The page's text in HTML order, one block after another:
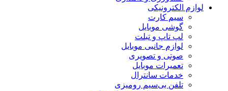
لوازم الکترونیکی
سیم کارت
گوشی موبایل
لپ تاپ و تبلت
لوازم جانبی موبایل
صوتی و تصویری
تعمیرات موبایل
خدمات سانترال
تلفن بی‌سیم رومیزی